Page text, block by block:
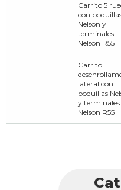
Carrito 5
con
Nelson y
terminales
Nelson R55
Carrito
lateral con
boquillas
y terminales
Nelson R55